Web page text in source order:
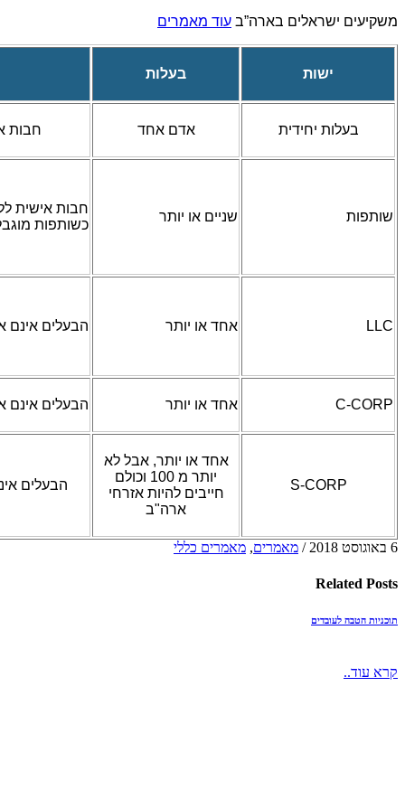
משקיעים ישראלים בארה”ב עוד מאמרים
ישות בעלות
בעלות יחידית אדם אחד חבות
שותפות שניים או יותר
חבות אישית
כשותפות
LLC אחד או יותר הבעלים אינם
C-CORP אחד או יותר הבעלים אינם
S-CORP
אחד או יותר, אבל לא
יותר מ 100 וכולם
חייבים להיות אזרחי
ארה"ב
הבעלים
6 באוגוסט 2018 / מאמרים, מאמרים כללי
Related Posts
תוכניות הטבה לעובדים
קרא עוד..